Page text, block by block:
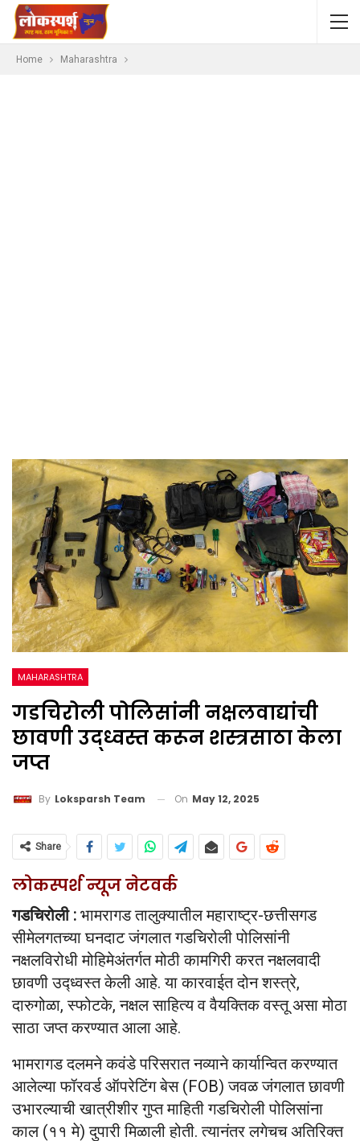
Home Maharashtra
MAHARASHTRA
गडचिरोली पोलिसांनी नक्षलवाद्यांची
छावणी उद्ध्वस्त करून शस्त्रसाठा केला
जप्त
By Loksparsh Team On May 12, 2025
Share
लोकस्पर्श न्यूज नेटवर्क
गडचिरोली : भामरागड तालुक्यातील महाराष्ट्र-छत्तीसगड
सीमेलगतच्या घनदाट जंगलात गडचिरोली पोलिसांनी
नक्षलविरोधी मोहिमेअंतर्गत मोठी कामगिरी करत नक्षलवादी
छावणी उद्ध्वस्त केली आहे. या कारवाईत दोन शस्त्रे,
दारुगोळा, स्फोटके, नक्षल साहित्य व वैयक्तिक वस्तू असा मोठा
साठा जप्त करण्यात आला आहे.
भामरागड दलमने कवंडे परिसरात नव्याने कार्यान्वित करण्यात
आलेल्या फॉरवर्ड ऑपरेटिंग बेस (FOB) जवळ जंगलात छावणी
उभारल्याची खात्रीशीर गुप्त माहिती गडचिरोली पोलिसांना
काल (११ मे) दुपारी मिळाली होती. त्यानंतर लगेचच अतिरिक्त